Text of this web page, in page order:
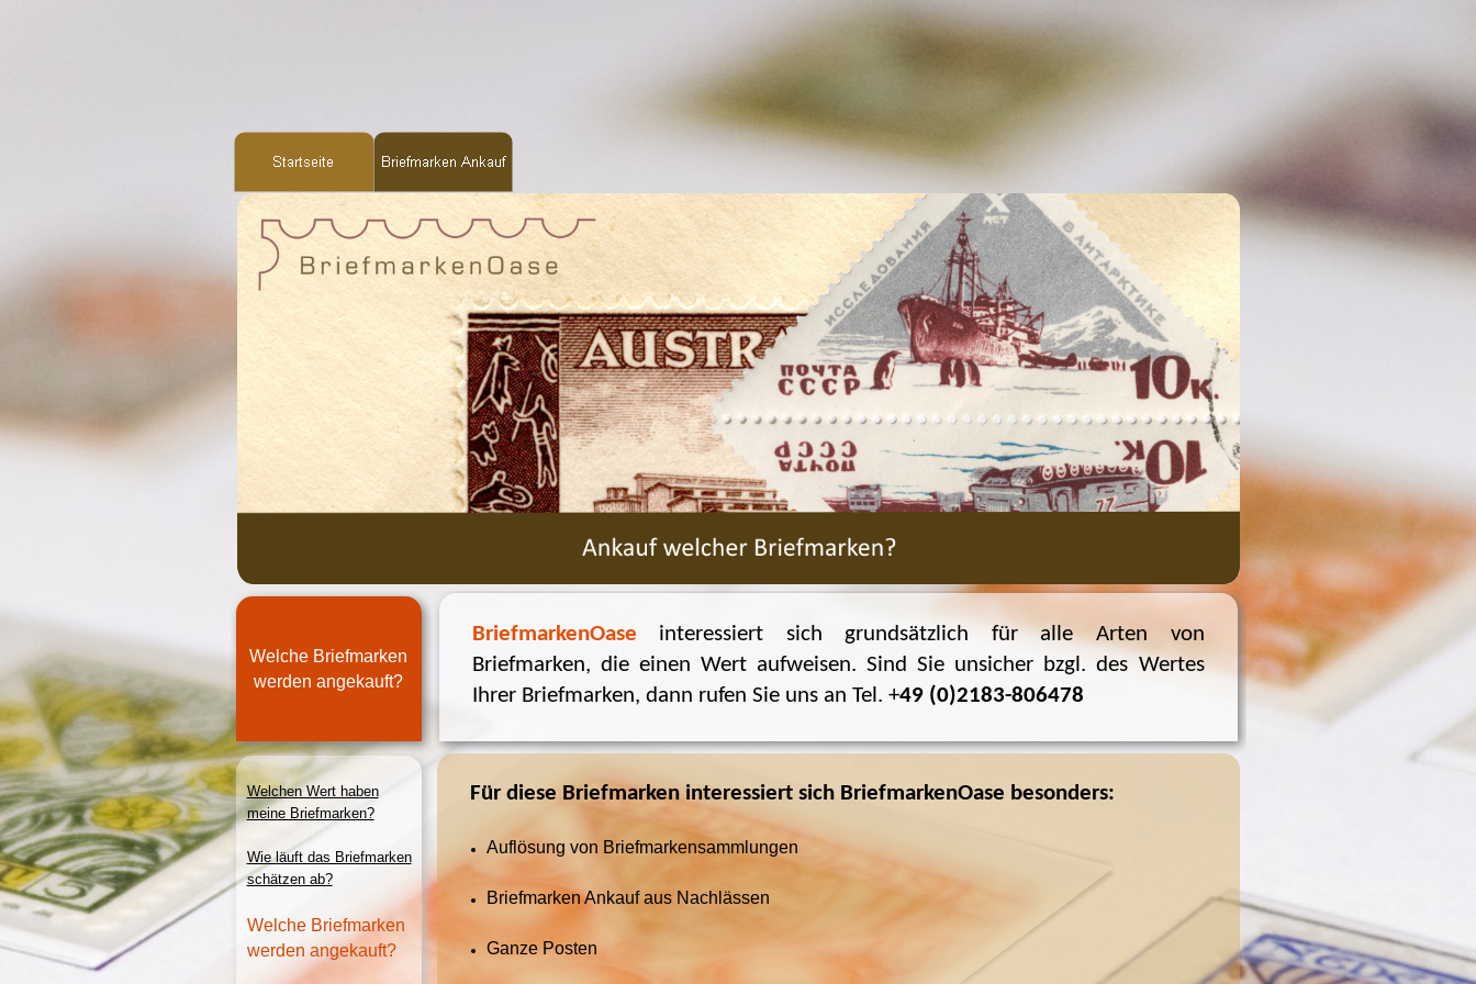
Welche Briefmarken
werden angekauft?
BriefmarkenOase interessiert sich grundsätzlich für alle Arten von
Briefmarken, die einen Wert aufweisen. Sind Sie unsicher bzgl. des Wertes
Ihrer Briefmarken, dann rufen Sie uns an Tel. +49 (0)2183-806478
Welchen Wert haben
meine Briefmarken?
Wie läuft das Briefmarken
schätzen ab?
Welche Briefmarken
werden angekauft?
Für diese Briefmarken interessiert sich BriefmarkenOase besonders:
Auflösung von Briefmarkensammlungen
Briefmarken Ankauf aus Nachlässen
Ganze Posten